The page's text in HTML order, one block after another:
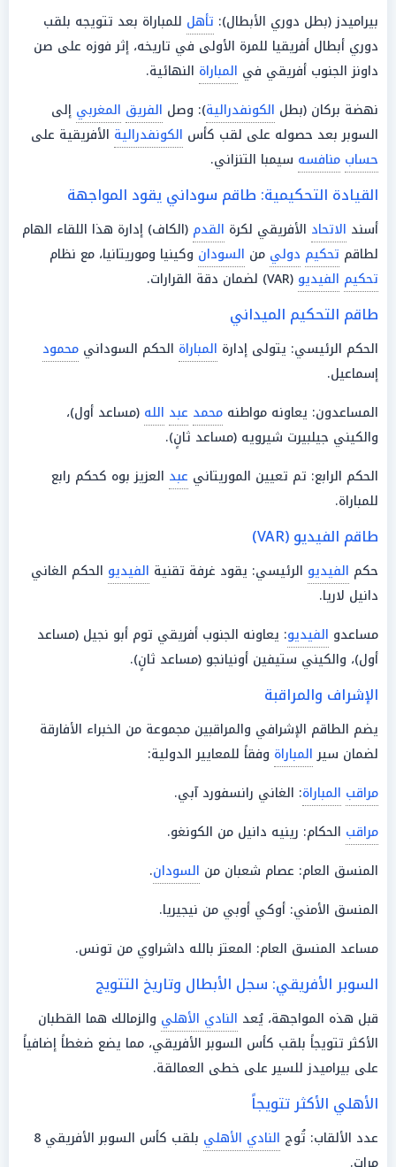
بيراميدز (بطل دوري الأبطال): تأهل للمباراة بعد تتويجه بلقب
دوري أبطال أفريقيا للمرة الأولى في تاريخه، إثر فوزه على صن
داونز الجنوب أفريقي في المباراة النهائية.
نهضة بركان (بطل الكونفدرالية): وصل الفريق المغربي إلى
السوبر بعد حصوله على لقب كأس الكونفدرالية الأفريقية على
حساب منافسه سيمبا التنزاني.
القيادة التحكيمية: طاقم سوداني يقود المواجهة
أسند الاتحاد الأفريقي لكرة القدم (الكاف) إدارة هذا اللقاء الهام
لطاقم تحكيم دولي من السودان وكينيا وموريتانيا، مع نظام
تحكيم الفيديو (VAR) لضمان دقة القرارات.
طاقم التحكيم الميداني
الحكم الرئيسي: يتولى إدارة المباراة الحكم السوداني محمود
إسماعيل.
المساعدون: يعاونه مواطنه محمد عبد الله (مساعد أول)،
والكيني جيلبيرت شيرويه (مساعد ثانٍ).
الحكم الرابع: تم تعيين الموريتاني عبد العزيز بوه كحكم رابع
للمباراة.
طاقم الفيديو (VAR)
حكم الفيديو الرئيسي: يقود غرفة تقنية الفيديو الحكم الغاني
دانيل لاريا.
مساعدو الفيديو: يعاونه الجنوب أفريقي توم أبو نجيل (مساعد
أول)، والكيني ستيفين أونيانجو (مساعد ثانٍ).
الإشراف والمراقبة
يضم الطاقم الإشرافي والمراقبين مجموعة من الخبراء الأفارقة
لضمان سيرالمباراة وفقاً للمعايير الدولية:
مراقب المباراة: الغاني رانسفورد آبي.
مراقب الحكام: رينيه دانيل من الكونغو.
المنسق العام: عصام شعبان من السودان.
المنسق الأمني: أوكي أوبي من نيجيريا.
مساعد المنسق العام: المعتز بالله داشراوي من تونس.
السوبر الأفريقي: سجل الأبطال وتاريخ التتويج
قبل هذه المواجهة، يُعد النادي الأهلي والزمالك هما القطبان
الأكثر تتويجاً بلقب كأس السوبر الأفريقي، مما يضع ضغطاً إضافياً
على بيراميدز للسير على خطى العمالقة.
الأهلي الأكثر تتويجاً
عدد الألقاب: تُوج النادي الأهلي
بلقب كأس السوبر الأفريقي 8